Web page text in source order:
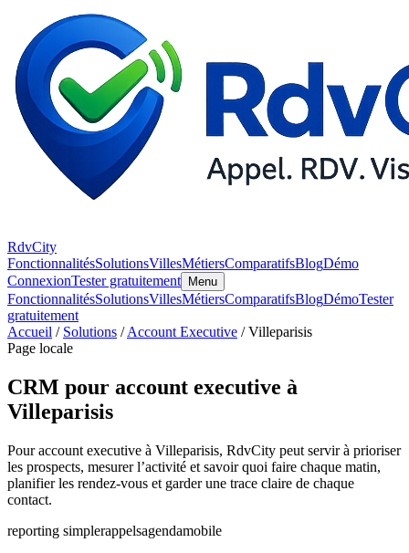
RdvCity
FonctionnalitésSolutionsVillesMétiersComparatifsBlogDémo
ConnexionTester gratuitement Menu
FonctionnalitésSolutionsVillesMétiersComparatifsBlogDémoTester
gratuitement
Accueil / Solutions /Account Executive / Villeparisis
Page locale
CRM pour account executive à
Villeparisis
Pour account executive à Villeparisis, RdvCity peut servir à prioriser
les prospects, mesurer l’activité et savoir quoi faire chaque matin,
planifier les rendez-vous et garder une trace claire de chaque
contact.
reporting simplerappelsagendamobile